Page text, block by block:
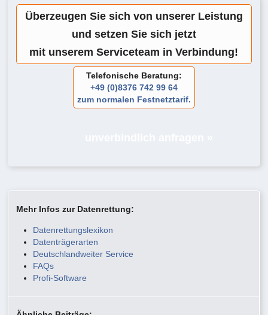
Überzeugen Sie sich von unserer Leistung
und setzen Sie sich jetzt
mit unserem Serviceteam in Verbindung!
Telefonische Beratung:
+49 (0)8376 742 99 64
zum normalen Festnetztarif.
Mehr Infos zur Datenrettung:
Datenrettungslexikon
Datenträgerarten
Deutschlandweiter Service
FAQs
Profi-Software